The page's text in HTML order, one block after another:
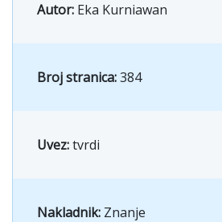
Autor: Eka Kurniawan
Broj stranica:384
Uvez:tvrdi
Nakladnik: Znanje